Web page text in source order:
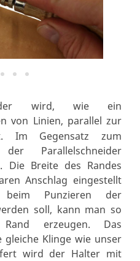
wird, wie ein
von Linien, parallel zur
Im Gegensatz zum
Parallelschneider
Die Breite des Randes
Anschlag eingestellt
Punzieren der
soll, kann man so
erzeugen. Das
gleiche Klinge wie unser
wird der Halter mit